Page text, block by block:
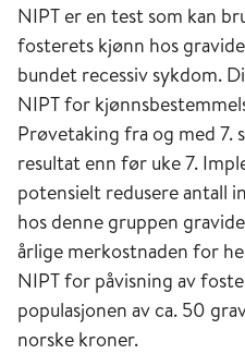
NIPT er en test som kan
fosterets kjønn hos
bundet recessiv sykdom.
NIPT for
Prøvetaking fra og med 7.
resultat enn før uke 7.
potensielt redusere antall
hos denne gruppen
årlige merkostnaden for
NIPT for påvisning av
populasjonen av ca. 50
norske kroner.